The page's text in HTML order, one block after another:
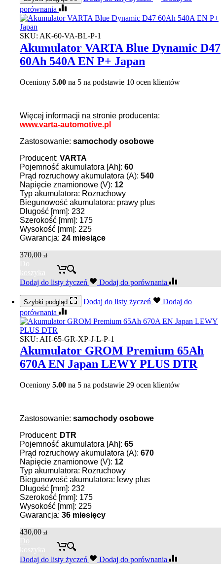
porównania
SKU: AK-60-VA-BL-P-1
Akumulator VARTA Blue Dynamic D47
60Ah 540A EN P+ Japan
Oceniony 5.00 na 5 na podstawie 10 ocen klientów
Więcej informacji na stronie producenta:
www.varta-automotive.pl
Zastosowanie: samochody osobowe
Producent: VARTA
Pojemność akumulatora [Ah]: 60
Prąd rozruchowy akumulatora (A): 540
Napięcie znamionowe (V): 12
Typ akumulatora: Rozruchowy
Biegunowość akumulatora: prawy plus
Długość [mm]: 232
Szerokość [mm]: 175
Wysokość [mm]: 225
Gwarancja: 24 miesiące
370,00 zł
Do
koszyka
Dodaj do listy życzeń
Dodaj do porównania
Szybki podgląd Dodaj do listy życzeń
Dodaj do
porównania
SKU: AH-65-GR-XP-J-L-P-1
Akumulator GROM Premium 65Ah
670A EN Japan LEWY PLUS DTR
Oceniony 5.00 na 5 na podstawie 29 ocen klientów
Zastosowanie: samochody osobowe
Producent: DTR
Pojemność akumulatora [Ah]: 65
Prąd rozruchowy akumulatora (A): 670
Napięcie znamionowe (V): 12
Typ akumulatora: Rozruchowy
Biegunowość akumulatora: lewy plus
Długość [mm]: 232
Szerokość [mm]: 175
Wysokość [mm]: 225
Gwarancja: 36 miesięcy
430,00 zł
Do
koszyka
Dodaj do listy życzeń
Dodaj do porównania